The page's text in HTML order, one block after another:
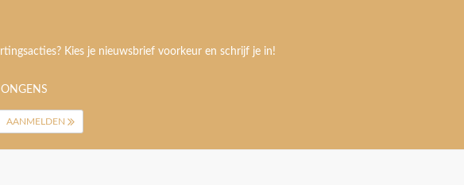
Kies je nieuwsbrief voorkeur en schrijf je in!
AANMELDEN